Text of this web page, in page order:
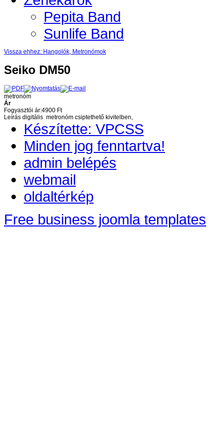
Pepita Band
Sunlife Band
Vissza ehhez: Hangolók, Metronómok
Seiko DM50
metronóm
Ár
Fogyasztói ár:4900 Ft
Leírás digitális metronóm csiptethető kivitelben,
Készítette: VPCSS
Minden jog fenntartva!
admin belépés
webmail
oldaltérkép
Free business joomla templates